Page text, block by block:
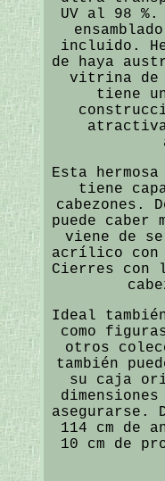
UV al 98 %.
incluido.
de haya
vitrina de
tiene
Esta
tiene
cabezones.
puede caber
viene de
acrílico con
Cierres con
Ideal
como
otros
también
su caja
asegurarse.
114 cm de
10 cm de